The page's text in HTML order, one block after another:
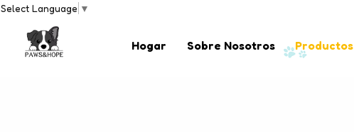
Select Language ▼
Hogar Sobre Nosotros Productos